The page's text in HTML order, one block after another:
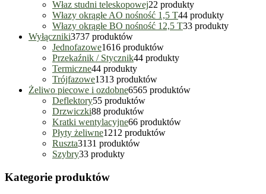
Właz studni teleskopowej22 produkty
Włazy okrągłe AO nośność 1,5 T44 produkty
Włazy okrągłe BO nośność 12,5 T33 produkty
Wyłączniki3737 produktów
Jednofazowe1616 produktów
Przekaźnik / Stycznik44 produkty
Termiczne44 produkty
Trójfazowe1313 produktów
Żeliwo piecowe i ozdobne6565 produktów
Deflektory55 produktów
Drzwiczki88 produktów
Kratki wentylacyjne66 produktów
Płyty żeliwne1212 produktów
Ruszta3131 produktów
Szybry33 produkty
Kategorie produktów